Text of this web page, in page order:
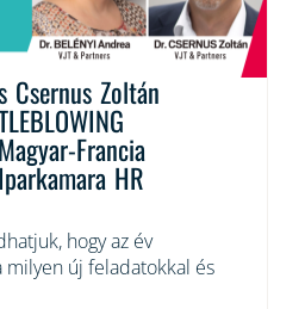
Csernus Zoltán
Francia
HR
hogy az év
milyen új feladatokkal és